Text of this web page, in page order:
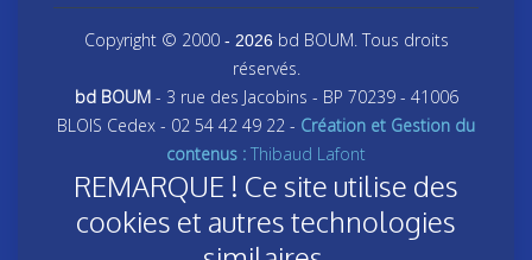
Copyright © 2000- 2026 bd BOUM. Tous droits
réservés.
bd BOUM- 3 rue des Jacobins - BP 70239 - 41006
BLOIS Cedex - 02 54 42 49 22 - Création et Gestion du
contenus : Thibaud Lafont
REMARQUE ! Ce site utilise des
cookies et autres technologies